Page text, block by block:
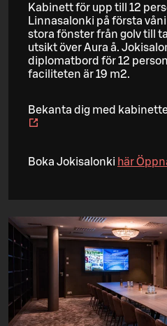
Kabinett för upp till 12
Linnasalonki på första
stora fönster från golv till
utsikt över Aura å.
diplomatbord för 12
faciliteten är 19 m2.
Bekanta dig med
Boka Jokisalonki här